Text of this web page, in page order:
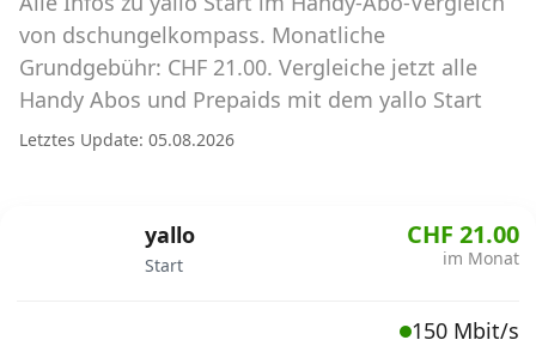
Abos für Tablets, Hotspots und Smart
Watches
Tarifrechner Handy-Abo
Der gute alte Tarifrechner im neuen Design
Alle Anbieter
von dschungelkompass. Monatliche
Grundgebühr: CHF 21.00. Vergleiche jetzt alle
Handy Abos und Prepaids mit dem yallo Start
Letztes Update: 05.08.2026
yallo
Start
CHF 21.00
im Monat
150 Mbit/s